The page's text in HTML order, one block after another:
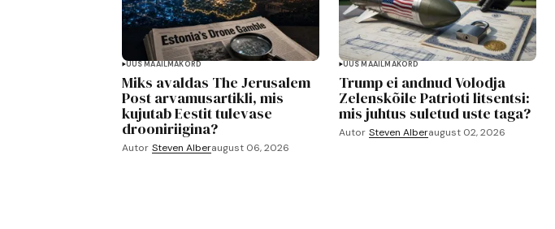
UUS MAAILMAKORD
Miks avaldas The Jerusalem
Post arvamusartikli, mis
kujutab Eestit tulevase
drooniriigina?
Autor Steven Alberaugust 06, 2026
UUS MAAILMAKORD
Trump ei andnud Volodja
Zelenskõile Patrioti litsentsi:
mis juhtus suletud uste taga?
Autor Steven Alberaugust 02, 2026